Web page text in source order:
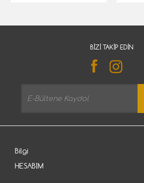
BIZI TAKIP EDIN
Bilgi
HESABIM